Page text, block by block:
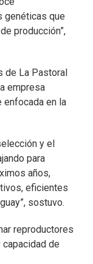
genéticas que
producción”,
de La Pastoral
empresa
enfocada en la
y el
para
años,
eficientes
sostuvo.
reproductores
de